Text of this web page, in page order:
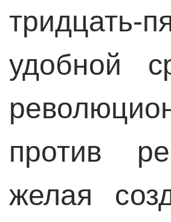
удобной
против
желая